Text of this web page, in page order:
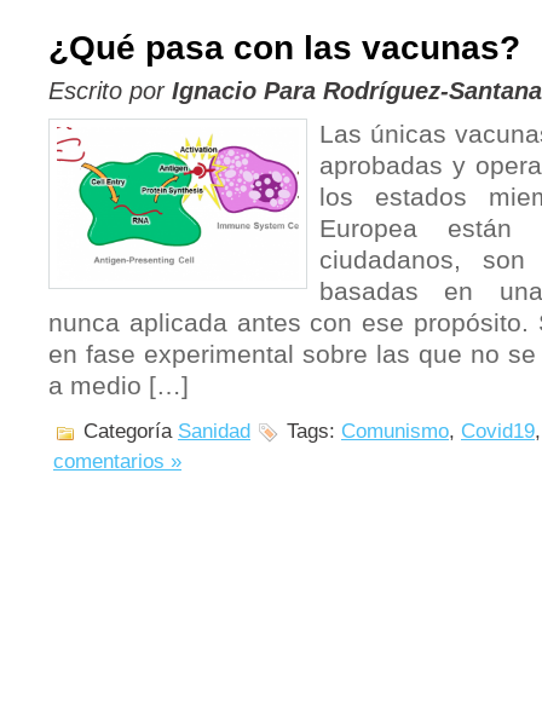
¿Qué pasa con las vacunas?
Escrito por Ignacio Para Rodríguez-Santana
Las únicas
aprobadas y
los estados
Europea
ciudadanos, son
basadas en
nunca aplicada antes con ese propósito.
en fase experimental sobre las que no
a medio […]
Categoría Sanidad Tags: Comunismo, Covid19
comentarios »